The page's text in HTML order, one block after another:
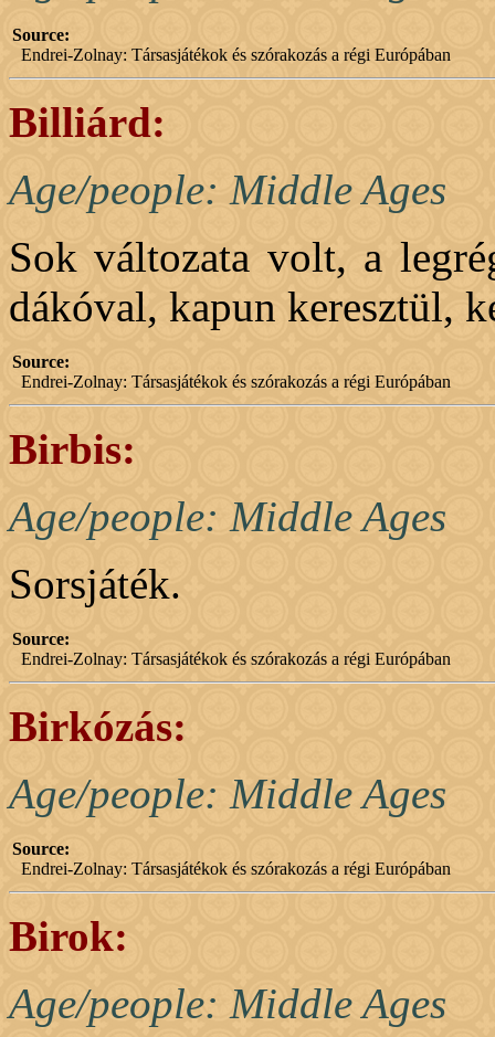
Source:
Endrei-Zolnay: Társasjátékok és szórakozás a régi Európában
Billiárd:
Age/people: Middle Ages
Sok változata volt, a
dákóval, kapun keresztül,
Source:
Endrei-Zolnay: Társasjátékok és szórakozás a régi Európában
Birbis:
Age/people: Middle Ages
Sorsjáték.
Source:
Endrei-Zolnay: Társasjátékok és szórakozás a régi Európában
Birkózás:
Age/people: Middle Ages
Source:
Endrei-Zolnay: Társasjátékok és szórakozás a régi Európában
Birok:
Age/people: Middle Ages